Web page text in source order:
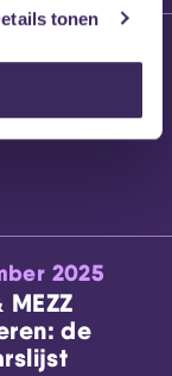
tonen
Ão
2025
de